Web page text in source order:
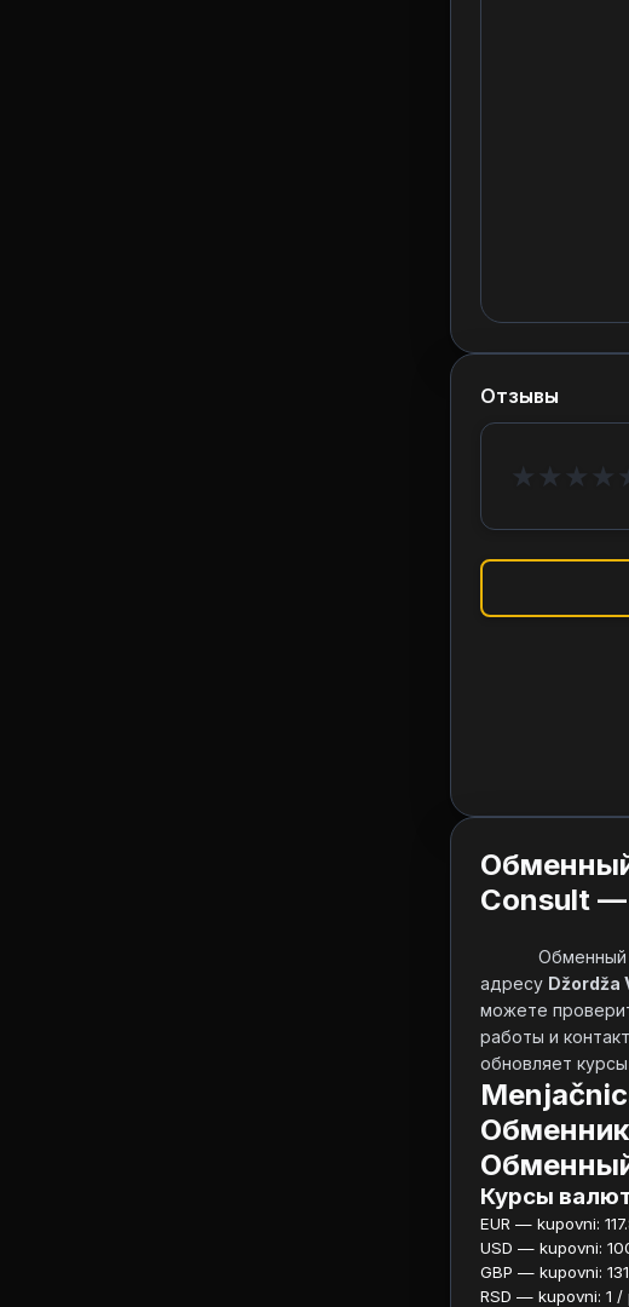
Отзывы
★ ★ ★ ★
Consult —
адресу Džordža
можете
работы и
обновляет
Курсы
EUR — kupovni:
USD — kupovni:
GBP — kupovni:
RSD — kupovni: 1 /